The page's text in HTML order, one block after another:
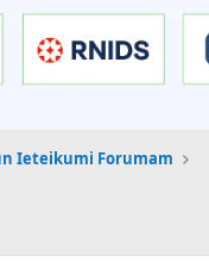
Ieteikumi Forumam